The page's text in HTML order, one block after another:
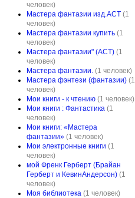
человек)
Мастера фантазии изд.АСТ (1
человек)
Мастера фантазии купить (1
человек)
Мастера фантазии" (АСТ) (1
человек)
Мастера фантазии. (1 человек)
Мастера фэнтези (фантазии) (1
человек)
Мои книги - к чтению (1 человек)
Мои книги : Фантастика (1
человек)
Мои книги: «Мастера
фантазии» (1 человек)
Мои электронные книги (1
человек)
мой Френк Герберт (Брайан
Герберт и КевинАндерсон) (1
человек)
Моя библиотека (1 человек)